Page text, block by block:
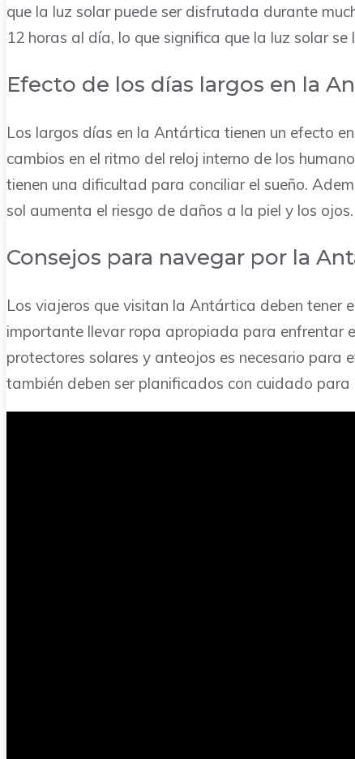
que la luz solar puede ser disfrutada durante
12 horas al día, lo que significa que la luz solar se
Efecto de los días largos en la
Los largos días en la Antártica tienen un efecto
cambios en el ritmo del reloj interno de los
tienen una dificultad para conciliar el sueño.
sol aumenta el riesgo de daños a la piel y los ojos.
Consejos para navegar por la
Los viajeros que visitan la Antártica deben tener
importante llevar ropa apropiada para enfrentar
protectores solares y anteojos es necesario
también deben ser planificados con cuidado